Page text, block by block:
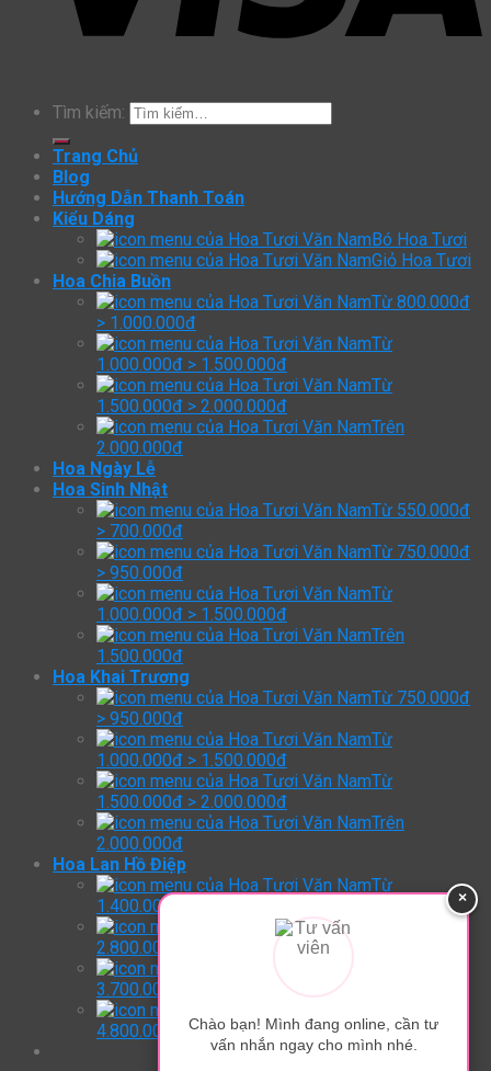
Tìm kiếm:
Trang Chủ
Blog
Hướng Dẫn Thanh Toán
Kiểu Dáng
Bó Hoa Tươi
Giỏ Hoa Tươi
Hoa Chia Buồn
Từ 800.000đ
> 1.000.000đ
Từ
1.000.000đ > 1.500.000đ
Từ
1.500.000đ > 2.000.000đ
Trên
2.000.000đ
Hoa Ngày Lễ
Hoa Sinh Nhật
Từ 550.000đ
> 700.000đ
Từ 750.000đ
> 950.000đ
Từ
1.000.000đ > 1.500.000đ
Trên
1.500.000đ
Hoa Khai Trương
Từ 750.000đ
> 950.000đ
Từ
1.000.000đ > 1.500.000đ
Từ
1.500.000đ > 2.000.000đ
Trên
2.000.000đ
Hoa Lan Hồ Điệp
Từ
1.400.000đ > 2.800.000đ
2.800.000đ > 3.700.000đ
3.700.000đ > 4.800.000đ
4.800.000đ
×
Chào bạn! Mình đang online, cần tư
vấn nhắn ngay cho mình nhé.